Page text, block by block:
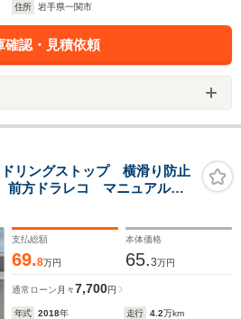
住所
岩手県一関市
確認・見積依頼
リングストップ 横滑り防止
方ドラレコ マニュアルエ
イザー
支払総額
69.8万円
本体価格
65.3万円
通常ローン 月々7,700円
年式 2018年 走行 4.2万km